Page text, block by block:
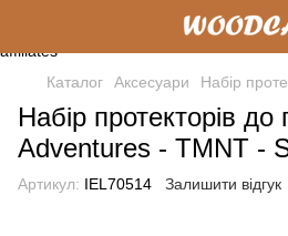
Каталог Аксесуари Набір
Набір протекторів
Adventures - TMNT -
Артикул: IEL70514 Залишити відгук